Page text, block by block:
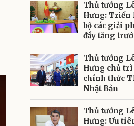
Thủ tướng
Hưng: Triển
bộ các giải
đẩy tăng
Thủ tướng
Hưng chủ trì
chính thức
Nhật Bản
Thủ tướng
Hưng: Ưu